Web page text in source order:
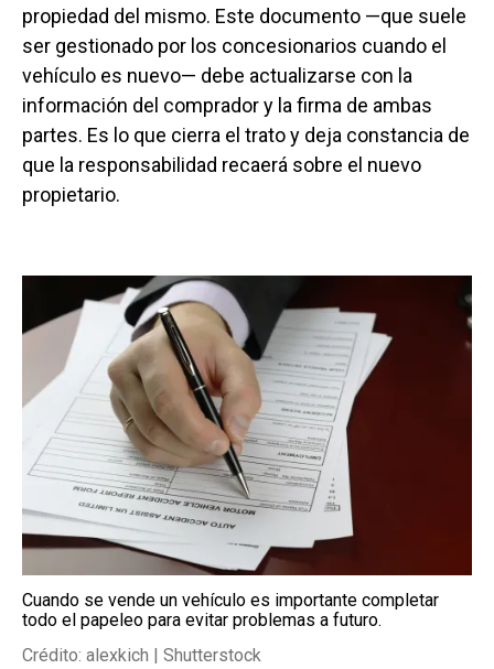
propiedad del mismo. Este documento —que suele
ser gestionado por los concesionarios cuando el
vehículo es nuevo— debe actualizarse con la
información del comprador y la firma de ambas
partes. Es lo que cierra el trato y deja constancia de
que la responsabilidad recaerá sobre el nuevo
propietario.
Cuando se vende un vehículo es importante completar
todo el papeleo para evitar problemas a futuro.
Crédito: alexkich | Shutterstock